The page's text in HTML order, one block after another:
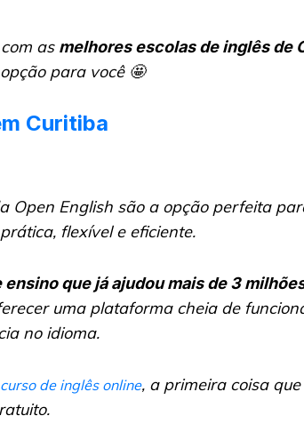
as melhores escolas de inglês de
para você 🤩
Curitiba
Open English são a opção perfeita
flexível e eficiente.
que já ajudou mais de 3
uma plataforma cheia de
no idioma.
curso de inglês online, a primeira coisa